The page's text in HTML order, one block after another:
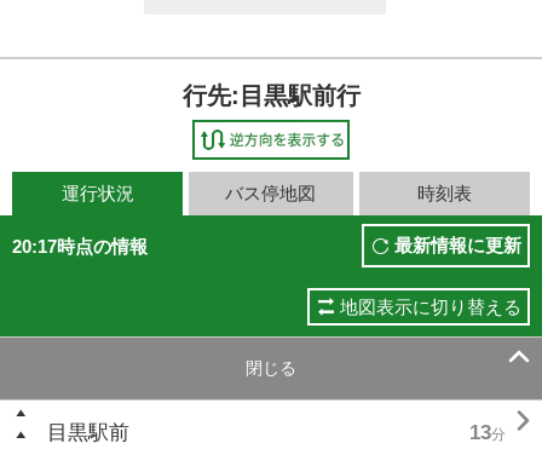
行先:目黒駅前行
運行状況 バス停地図 時刻表
20:17時点の情報 最新情報に更新
地図表示に切り替える
閉じる 
目黒駅前 13分 